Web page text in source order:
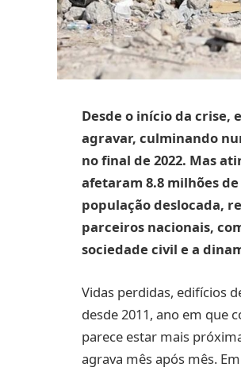
Desde o início da crise,
agravar, culminando
no final de 2022. Mas
afetaram 8.8 milhões de
população deslocada,
parceiros nacionais,
sociedade civil e a
Vidas perdidas, edifícios
desde 2011, ano em que
parece estar mais
agrava mês após mês.